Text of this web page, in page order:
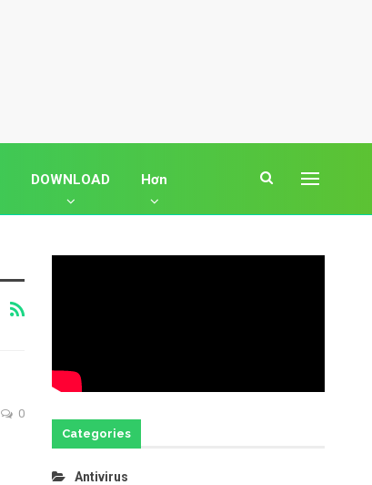
DOWNLOAD Hơn
0
Categories
Antivirus